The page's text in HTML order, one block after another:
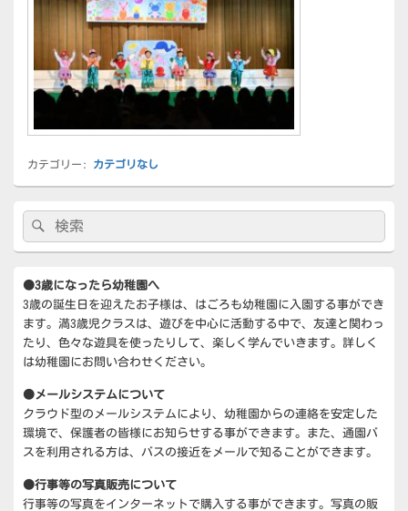
カテゴリー: カテゴリなし
ン
サ
ド
バ
ー
ウ
ェ
エ
リ
検
索:
検
索
●3歳になったら幼稚園へ
3歳の誕生日を迎えたお子様は、はごろも幼稚園に入園する事ができ
ます。満3歳児クラスは、遊びを中心に活動する中で、友達と関わっ
たり、色々な遊具を使ったりして、楽しく学んでいきます。詳しく
は幼稚園にお問い合わせください。
●メールシステムについて
クラウド型のメールシステムにより、幼稚園からの連絡を安定した
環境で、保護者の皆様にお知らせする事ができます。また、通園バ
スを利用される方は、バスの接近をメールで知ることができます。
●行事等の写真販売について
行事等の写真をインターネットで購入する事ができます。写真の販